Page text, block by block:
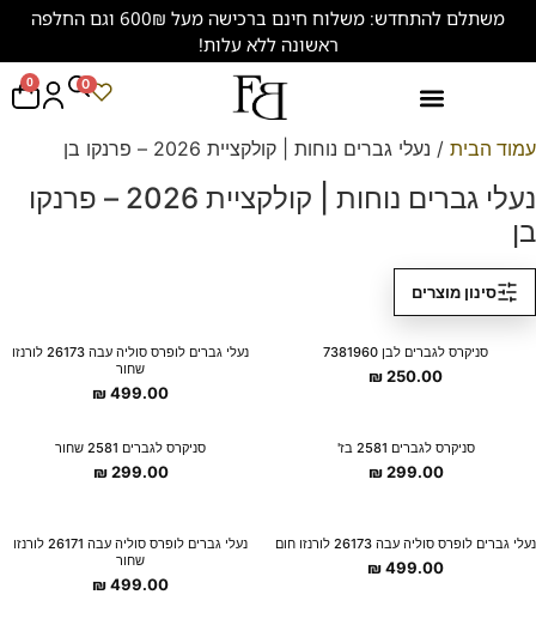
משתלם להתחדש: משלוח חינם ברכישה מעל 600₪ וגם החלפה
ראשונה ללא עלות!
0 0
עמוד הבית / נעלי גברים נוחות | קולקציית 2026 – פרנקו בן
נעלי גברים נוחות | קולקציית 2026 – פרנקו
בן
סינון מוצרים
New Collection
סניקרס לגברים לבן 7381960
250.00
₪
New Collection
נעלי גברים לופרס סוליה עבה 26173 לורנזו
שחור
499.00
₪
New Collection
סניקרס לגברים 2581 בז'
299.00
₪
New Collection
סניקרס לגברים 2581 שחור
299.00
₪
New Collection
נעלי גברים לופרס סוליה עבה 26173 לורנזו חום
499.00
₪
New Collection
נעלי גברים לופרס סוליה עבה 26171 לורנזו
שחור
499.00
₪